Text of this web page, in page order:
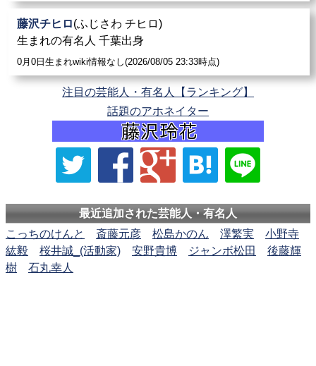
藤沢チヒロ(ふじさわ チヒロ)
生まれの有名人 千葉出身
0月0日生まれwiki情報なし(2026/08/05 23:33時点)
注目の芸能人・有名人【ランキング】
話題のアホネイター
最近追加された芸能人・有名人
こっちのけんと
斎藤元彦 松島かのん 澤繁実
小野寺
紘毅
桜井誠_(活動家) 安野貴博 ジャンボ松田
後藤輝
樹
石丸幸人